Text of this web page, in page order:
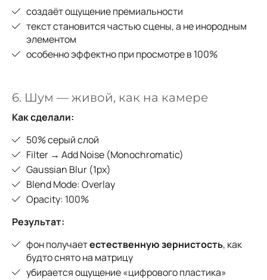
создаёт ощущение премиальности
текст становится частью сцены, а не инородным
элементом
особенно эффектно при просмотре в 100%
6. Шум — живой, как на камере
Как сделали:
50% серый слой
Filter → Add Noise (Monochromatic)
Gaussian Blur (1px)
Blend Mode: Overlay
Opacity: 100%
Результат:
фон получаетестественную зернистость, как
будто снято на матрицу
убирается ощущение «цифрового пластика»